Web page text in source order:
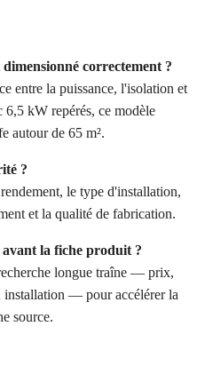
correctement ?
entre la puissance, l'isolation et
kW repérés, ce modèle
autour de 65 m².
?
le type d'installation,
et la qualité de fabrication.
avant la fiche produit ?
longue traîne — prix,
installation — pour accélérer la
source.